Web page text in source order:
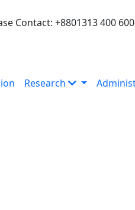
Contact: +8801313 400
Research